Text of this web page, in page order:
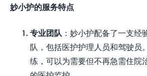
妙小护的服务特点
专业团队 ：妙小护配备了一支经
队，包括医护护理人员和驾驶员
练，可以为需要但不再急需住院